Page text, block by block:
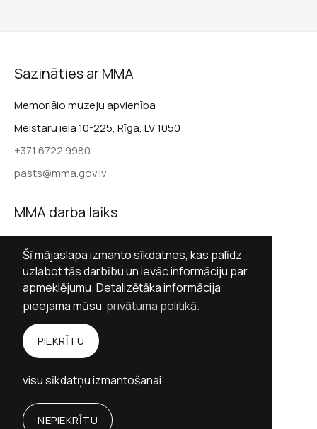
Šī mājaslapa izmanto sīkdatnes, kas palīdz
uzlabot tās darbību un ievāc informāciju par
apmeklējumu. Detalizētāka informācija
pieejama mūsu privātuma politikā.
NEPIEKRĪTU
PIEKRĪTU
visu sīkdatņu izmantošanai
Sazināties ar MMA
Memoriālo muzeju apvienība
Meistaru iela 10-225, Rīga, LV 1050
+371 6722 9980
pasts@mma.gov.lv
MMA darba laiks
Sestdienās slēgts
Svētdienās slēgts
Sekot MMA
Facebook
YouTube
Personību stāstu vietne izstrādāta ar Valsts